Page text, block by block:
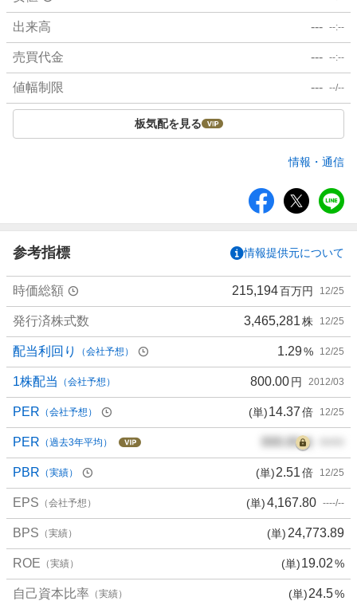
出来高 --- --:--
売買代金 --- --:--
値幅制限 --- --/--
板気配を見る
情報・通信
ア
参考指標 情報提供元について
時価総額 215,194百万円 12/25
発行済株式数 3,465,281株 12/25
配当利回り （会社予想） 1.29% 12/25
1株配当 （会社予想） 800.00円 2012/03
PER （会社予想） (単)14.37倍 12/25
PER （過去3年平均） 000.00倍
PBR （実績） (単)2.51倍 12/25
EPS （会社予想） (単)4,167.80 ----/--
BPS （実績） (単) 24,773.89
ROE （実績） (単)19.02%
自己資本比率 （実績） (単)24.5%